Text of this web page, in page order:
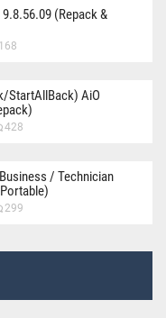
(Repack &
168
StartAllBack) AiO
428
/ Technician
299